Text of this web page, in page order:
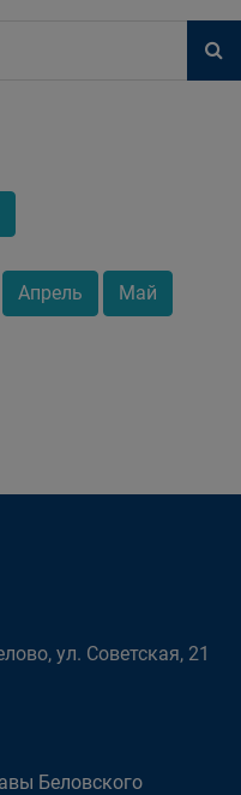
Апрель Май
ул. Советская, 21
Беловского